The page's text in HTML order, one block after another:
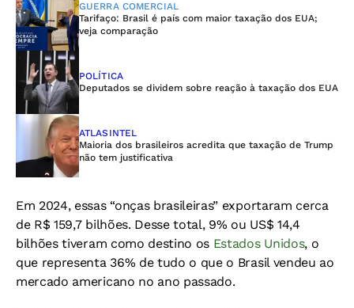
GUERRA COMERCIAL
Tarifaço: Brasil é país com maior taxação dos EUA;
veja comparação
POLÍTICA
Deputados se dividem sobre reação à taxação dos EUA
ATLASINTEL
Maioria dos brasileiros acredita que taxação de Trump
não tem justificativa
Em 2024, essas “onças brasileiras” exportaram cerca
de R$ 159,7 bilhões. Desse total, 9% ou US$ 14,4
bilhões tiveram como destino os Estados Unidos, o
que representa 36% de tudo o que o Brasil vendeu ao
mercado americano no ano passado.